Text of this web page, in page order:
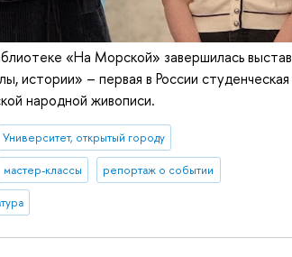
«На Морской» завершилась
истории» – первая в России
народной живописи.
Университет, открытый городу
мастер-классы репортаж о событии